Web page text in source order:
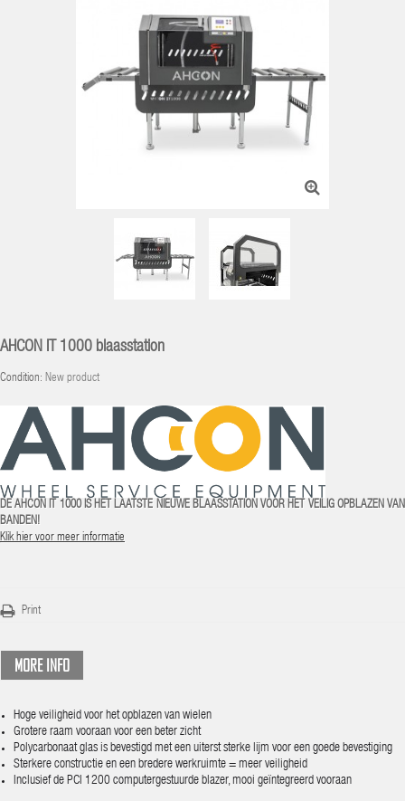
AHCON IT 1000 blaasstation
Condition: New product
DE AHCON IT 1000 IS HET LAATSTE NIEUWE BLAASSTATION VOOR HET VEILIG OPBLAZEN VAN
BANDEN!
Klik hier voor meer informatie
Print
MORE INFO
Hoge veiligheid voor het opblazen van wielen
Grotere raam vooraan voor een beter zicht
Polycarbonaat glas is bevestigd met een uiterst sterke lijm voor een goede bevestiging
Sterkere constructie en een bredere werkruimte = meer veiligheid
Inclusief de PCI 1200 computergestuurde blazer, mooi geïntegreerd vooraan